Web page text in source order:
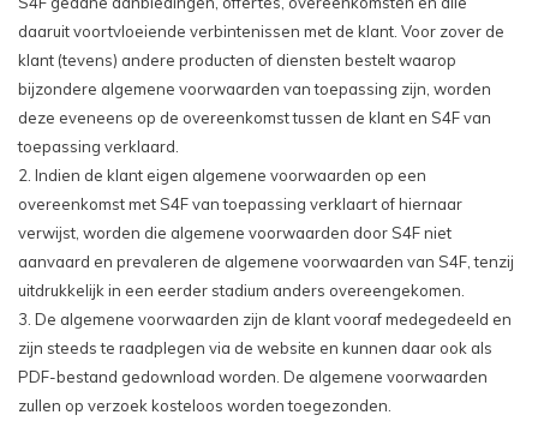
daaruit voortvloeiende verbintenissen met de klant. Voor zover de
klant (tevens) andere producten of diensten bestelt waarop
bijzondere algemene voorwaarden van toepassing zijn, worden
deze eveneens op de overeenkomst tussen de klant en S4F van
toepassing verklaard.
2. Indien de klant eigen algemene voorwaarden op een
overeenkomst met S4F van toepassing verklaart of hiernaar
verwijst, worden die algemene voorwaarden door S4F niet
aanvaard en prevaleren de algemene voorwaarden van S4F, tenzij
uitdrukkelijk in een eerder stadium anders overeengekomen.
3. De algemene voorwaarden zijn de klant vooraf medegedeeld en
zijn steeds te raadplegen via de website en kunnen daar ook als
PDF-bestand gedownload worden. De algemene voorwaarden
zullen op verzoek kosteloos worden toegezonden.